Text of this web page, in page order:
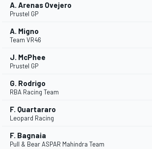
MONOPOSTO
A. Arenas Ovejero
Prustel GP
A. Migno
Team VR46
J. McPhee
Prustel GP
G. Rodrigo
RBA Racing Team
F. Quartararo
Leopard Racing
F. Bagnaia
Pull & Bear ASPAR Mahindra Team